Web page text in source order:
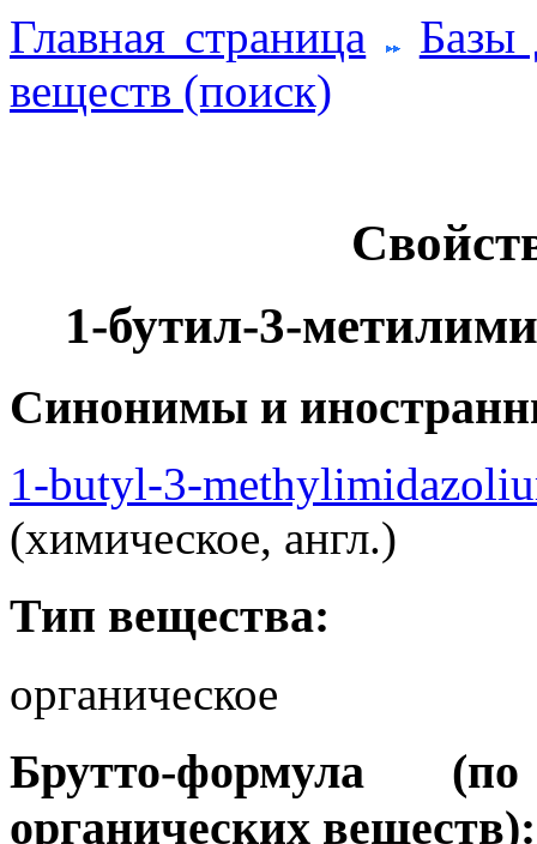
Главная страница
Базы
веществ (поиск)
1-бутил-3-
Синонимы и
1-butyl-3-
(химическое, англ.)
Тип вещества:
органическое
Брутто-формула
органических веществ):